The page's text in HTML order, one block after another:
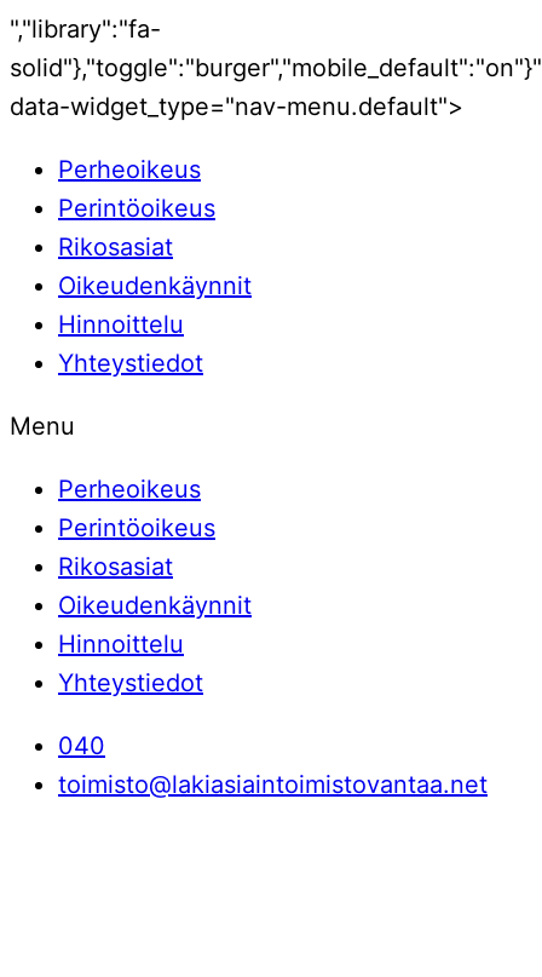
","library":"fa-
solid"},"toggle":"burger","mobile_default":"on"}"
data-widget_type="nav-menu.default">
Perheoikeus
Perintöoikeus
Rikosasiat
Oikeudenkäynnit
Hinnoittelu
Yhteystiedot
Menu
Perheoikeus
Perintöoikeus
Rikosasiat
Oikeudenkäynnit
Hinnoittelu
Yhteystiedot
040
toimisto@lakiasiaintoimistovantaa.net